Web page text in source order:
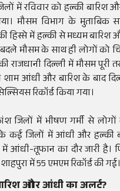
में रविवार को हल्की बारिश
मौसम विभाग के मुताबिक
हिस्से में हल्की से मध्यम बारिश
मौसम के साथ ही लोगों को
राजधानी दिल्ली में मौसम पूरी
शाम आंधी और बारिश के बाद
रिकॉर्ड किया गया।
जिलों में भीषण गर्मी से
के कई जिलों में आंधी और हल्की
में आंधी-तूफान का दौर जारी है।
में 55 एमएम रिकॉर्ड की गई।
और आंधी का अलर्ट?